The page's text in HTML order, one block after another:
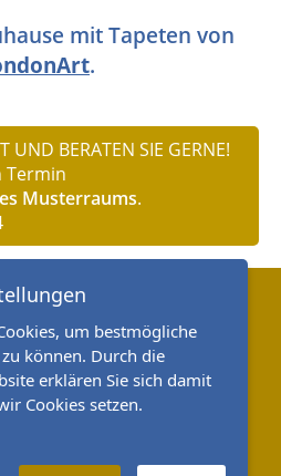
mit Tapeten von
.
UND BERATEN SIE GERNE!
Termin
Musterraums.
um bestmögliche
können. Durch die
erklären Sie sich damit
Cookies setzen.